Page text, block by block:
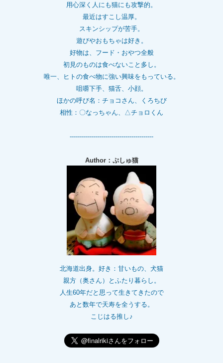
用心深く人にも猫にも攻撃的。
最近はすこし温厚。
スキンシップが苦手。
遊びやおもちゃは好き。
好物は、フード・おやつ全般
初見のものは食べないこと多し。
唯一、ヒトの食べ物に強い興味をもっている。
咀嚼下手、猫舌、小顔。
ほかの呼び名：チョコさん、くろちび
相性：〇なっちゃん、△チョロくん
------------------------------------------
Author：ぷしゅ猫
北海道出身。好き：甘いもの、犬猫
親方（奥さん）とふたり暮らし。
人生60年だと思って生きてきたので
あと数年で天寿を全うする。
こじはる推し♪